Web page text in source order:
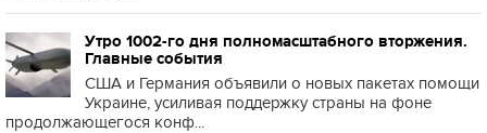
Утро 1002-го дня полномасштабного вторжения.
Главные события
США и Германия объявили о новых пакетах помощи
Украине, усиливая поддержку страны на фоне
продолжающегося конф...